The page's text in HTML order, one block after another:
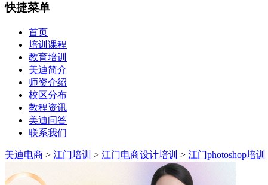
快捷菜单
首页
培训课程
教育培训
美迪简介
师资介绍
校区分布
教程资讯
美迪问答
联系我们
美迪电商 > 江门培训 > 江门电商设计培训 > 江门photoshop培训